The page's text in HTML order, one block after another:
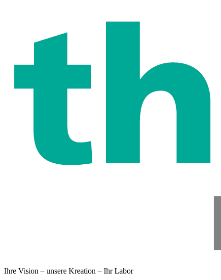
Ihre Vision – unsere Kreation – Ihr Labor